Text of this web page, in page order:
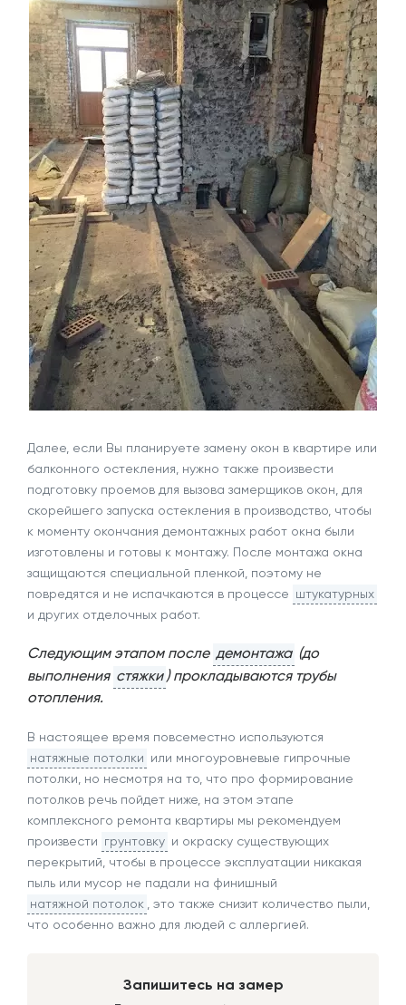
Далее, если Вы планируете замену окон в квартире или
балконного остекления, нужно также произвести
подготовку проемов для вызова замерщиков окон, для
скорейшего запуска остекления в производство, чтобы
к моменту окончания демонтажных работ окна были
изготовлены и готовы к монтажу. После монтажа окна
защищаются специальной пленкой, поэтому не
повредятся и не испачкаются в процессе штукатурных
и других отделочных работ.
Следующим этапом после демонтажа (до
выполнения стяжки ) прокладываются трубы
отопления.
В настоящее время повсеместно используются
натяжные потолки или многоуровневые гипрочные
потолки, но несмотря на то, что про формирование
потолков речь пойдет ниже, на этом этапе
комплексного ремонта квартиры мы рекомендуем
произвести грунтовку и окраску существующих
перекрытий, чтобы в процессе эксплуатации никакая
пыль или мусор не падали на финишный
натяжной потолок
, это также снизит количество пыли,
что особенно важно для людей с аллергией.
Запишитесь на замер